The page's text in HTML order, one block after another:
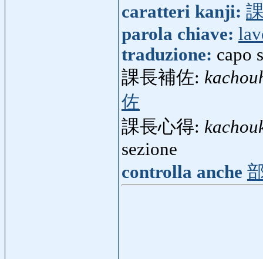
caratteri kanji:
parola chiave:
traduzione: capo
課長補佐:
佐
課長心得:
sezione
controlla anche